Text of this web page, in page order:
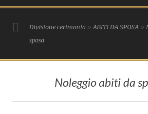
Divisione cerimonia »ABITI DA SPOSA »
sposa
Noleggio abiti da